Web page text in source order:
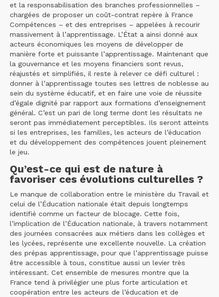
et la responsabilisation des branches professionnelles –
chargées de proposer un coût-contrat repère à France
Compétences – et des entreprises – appelées à recourir
massivement à l’apprentissage. L’État a ainsi donné aux
acteurs économiques les moyens de développer de
manière forte et puissante l’apprentissage. Maintenant que
la gouvernance et les moyens financiers sont revus,
réajustés et simplifiés, il reste à relever ce défi culturel :
donner à l’apprentissage toutes ses lettres de noblesse au
sein du système éducatif, et en faire une voie de réussite
d’égale dignité par rapport aux formations d’enseignement
général. C’est un pari de long terme dont les résultats ne
seront pas immédiatement perceptibles. Ils seront atteints
si les entreprises, les familles, les acteurs de l’éducation
et du développement des compétences jouent pleinement
le jeu.
Qu’est-ce qui est de nature à
favoriser ces évolutions culturelles ?
Le manque de collaboration entre le ministère du Travail et
celui de l’Éducation nationale était depuis longtemps
identifié comme un facteur de blocage. Cette fois,
l’implication de l’Éducation nationale, à travers notamment
des journées consacrées aux métiers dans les collèges et
les lycées, représente une excellente nouvelle. La création
des prépas apprentissage, pour que l’apprentissage puisse
être accessible à tous, constitue aussi un levier très
intéressant. Cet ensemble de mesures montre que la
France tend à privilégier une plus forte articulation et
coopération entre les acteurs de l’éducation et de